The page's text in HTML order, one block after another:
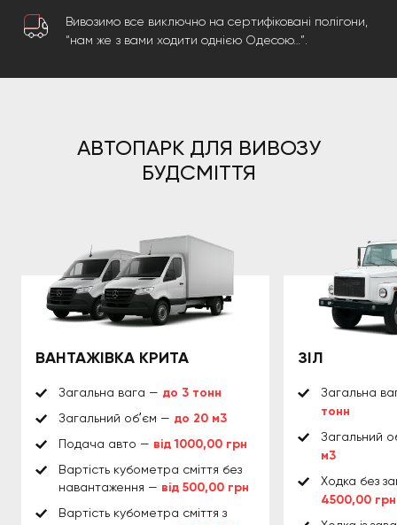
Вивозимо все виключно на сертифіковані полігони,
“нам же з вами ходити однією Одесою…”.
АВТОПАРК ДЛЯ ВИВОЗУ
БУДСМІТТЯ
ВАНТАЖІВКА КРИТА
Загальна вага — до 3 тонн
Загальний обʼєм — до 20 м3
Подача авто — від 1000,00 грн
Вартість кубометра сміття без
навантаження — від 500,00 грн
Вартість кубометра сміття з
ЗІЛ
Загальна
тонн
Загальний
м3
Ходка без
4500,00 грн